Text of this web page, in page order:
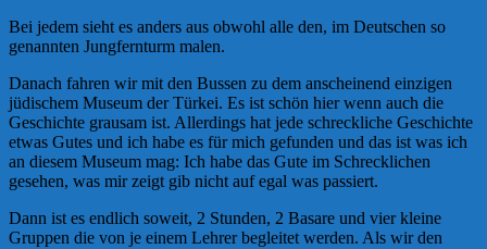
Bei jedem sieht es anders aus obwohl alle den, im Deutschen so
genannten Jungfernturm malen.
Danach fahren wir mit den Bussen zu dem anscheinend einzigen
jüdischem Museum der Türkei. Es ist schön hier wenn auch die
Geschichte grausam ist. Allerdings hat jede schreckliche Geschichte
etwas Gutes und ich habe es für mich gefunden und das ist was ich
an diesem Museum mag: Ich habe das Gute im Schrecklichen
gesehen, was mir zeigt gib nicht auf egal was passiert.
Dann ist es endlich soweit, 2 Stunden, 2 Basare und vier kleine
Gruppen die von je einem Lehrer begleitet werden. Als wir den